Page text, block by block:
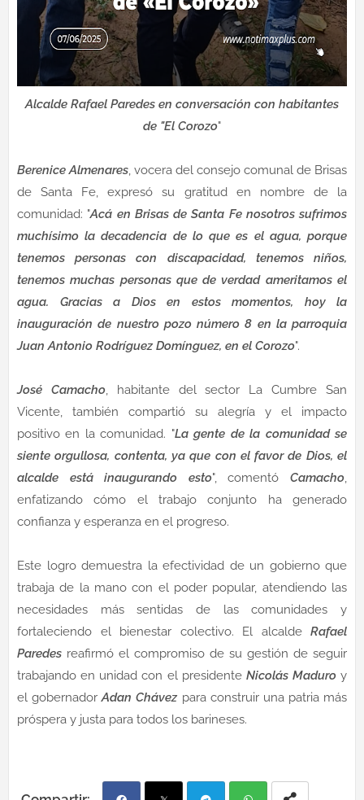
Alcalde Rafael Paredes en conversación con habitantes
de "El Corozo"
Berenice Almenares, vocera del consejo comunal de Brisas
de Santa Fe, expresó su gratitud en nombre de la
comunidad: "Acá en Brisas de Santa Fe nosotros sufrimos
muchísimo la decadencia de lo que es el agua, porque
tenemos personas con discapacidad, tenemos niños,
tenemos muchas personas que de verdad ameritamos el
agua. Gracias a Dios en estos momentos, hoy la
inauguración de nuestro pozo número 8 en la parroquia
Juan Antonio Rodríguez Domínguez, en el Corozo".
José Camacho, habitante del sector La Cumbre San
Vicente, también compartió su alegría y el impacto
positivo en la comunidad. "La gente de la comunidad se
siente orgullosa, contenta, ya que con el favor de Dios, el
alcalde está inaugurando esto", comentóCamacho,
enfatizando cómo el trabajo conjunto ha generado
confianza y esperanza en el progreso.
Este logro demuestra la efectividad de un gobierno que
trabaja de la mano con el poder popular, atendiendo las
necesidades más sentidas de las comunidades y
fortaleciendo el bienestar colectivo. El alcalde Rafael
Paredes reafirmó el compromiso de su gestión de seguir
trabajando en unidad con el presidente Nicolás Maduroy
el gobernadorAdan Chávezpara construir una patria más
próspera y justa para todos los barineses.